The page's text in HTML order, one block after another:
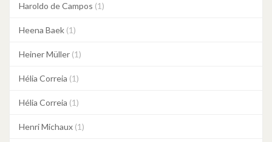
Haroldo de Campos (1)
Heena Baek (1)
Heiner Müller (1)
Hélia Correia (1)
Hélia Correia (1)
Henri Michaux (1)